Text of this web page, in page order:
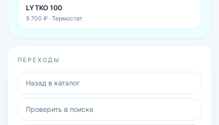
LYTKO 100
9 700 ₽ · Термостат
ПЕРЕХОДЫ
Назад в каталог
Проверить в поиске